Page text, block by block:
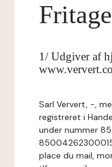
1/ Udgiver af
Sarl Ververt, -,
registreret i
under nummer
place du mail,